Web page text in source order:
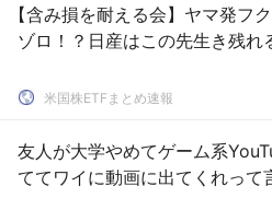
【含み損を耐える会】ヤマ発フ
ゾロ！？日産はこの先生き残れ
米国株ETFまとめ速報
友人が大学やめてゲーム系
ててワイに動画に出てくれって